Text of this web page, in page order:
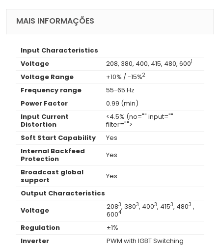
MAIS INFORMAÇÕES
Input Characteristics
Voltage
208, 380, 400, 415, 480, 6001
Voltage Range +10% / -15%2
Frequency range
55-65 Hz
Power Factor
0.99 (min)
Input Current
Distortion
<4.5% (no="" input=""
filter="">
Soft Start Capability
Yes
Internal Backfeed
Protection
Yes
Broadcast global
support
Yes
Output Characteristics
Voltage
2083, 3803, 4003, 4153, 4803 ,
6004
Regulation
±1%
Inverter
PWM with IGBT Switching